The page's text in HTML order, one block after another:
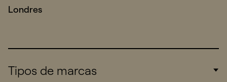
Londres
Tipos de marcas